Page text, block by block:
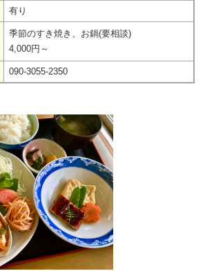
有り
季節のすき焼き、お鍋(要相談)
4,000円～
090-3055-2350